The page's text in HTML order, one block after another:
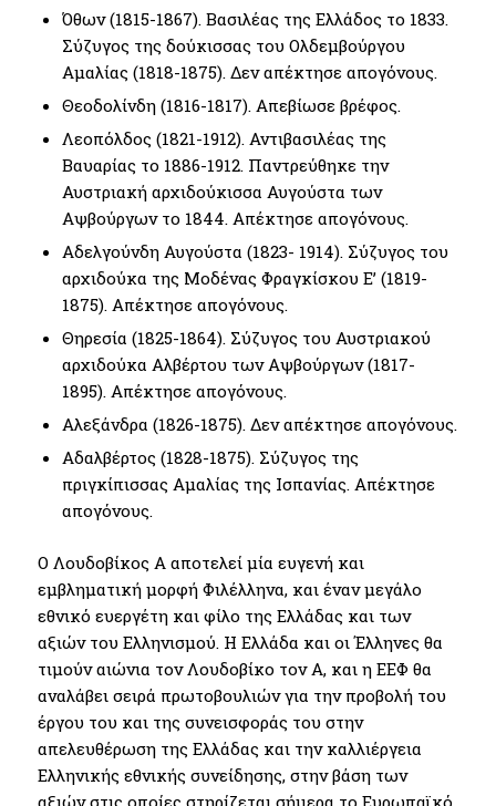
Όθων (1815-1867). Βασιλέας της Ελλάδος το 1833.
Σύζυγος της δούκισσας του Ολδεμβούργου
Αμαλίας (1818-1875). Δεν απέκτησε απογόνους.
Θεοδολίνδη (1816-1817). Απεβίωσε βρέφος.
Λεοπόλδος (1821-1912). Αντιβασιλέας της
Βαυαρίας το 1886-1912. Παντρεύθηκε την
Αυστριακή αρχιδούκισσα Αυγούστα των
Αψβούργων το 1844. Απέκτησε απογόνους.
Αδελγούνδη Αυγούστα (1823- 1914). Σύζυγος του
αρχιδούκα της Μοδένας Φραγκίσκου Ε’ (1819-
1875). Απέκτησε απογόνους.
Θηρεσία (1825-1864). Σύζυγος του Αυστριακού
αρχιδούκα Αλβέρτου των Αψβούργων (1817-
1895). Απέκτησε απογόνους.
Αλεξάνδρα (1826-1875). Δεν απέκτησε απογόνους.
Αδαλβέρτος (1828-1875). Σύζυγος της
πριγκίπισσας Αμαλίας της Ισπανίας. Απέκτησε
απογόνους.
Ο Λουδοβίκος Α αποτελεί μία ευγενή και
εμβληματική μορφή Φιλέλληνα, και έναν μεγάλο
εθνικό ευεργέτη και φίλο της Ελλάδας και των
αξιών του Ελληνισμού. Η Ελλάδα και οι Έλληνες θα
τιμούν αιώνια τον Λουδοβίκο τον Α, και η ΕΕΦ θα
αναλάβει σειρά πρωτοβουλιών για την προβολή του
έργου του και της συνεισφοράς του στην
απελευθέρωση της Ελλάδας και την καλλιέργεια
Ελληνικής εθνικής συνείδησης, στην βάση των